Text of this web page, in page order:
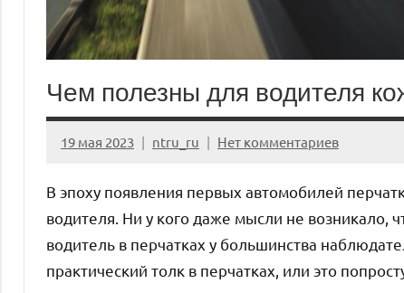
Чем полезны для водителя
19 мая 2023 ntru_ru Нет комментариев
В эпоху появления первых автомобилей
водителя. Ни у кого даже мысли не возникало,
водитель в перчатках у большинства
практический толк в перчатках, или это